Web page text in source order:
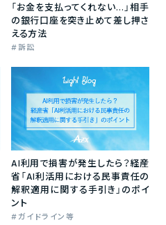
「お金を支払ってくれない…」相手
の銀行口座を突き止めて差し押さ
える方法
訴訟
AI利用で損害が発生したら？経産
省「AI利活用における民事責任の
解釈適用に関する手引き」のポイ
ント
ガイドライン等